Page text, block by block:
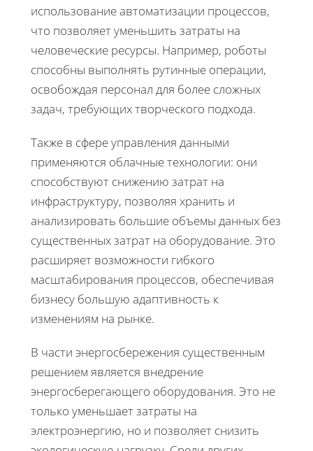
использование автоматизации процессов,
что позволяет уменьшить затраты на
человеческие ресурсы. Например, роботы
способны выполнять рутинные операции,
освобождая персонал для более сложных
задач, требующих творческого подхода.
Также в сфере управления данными
применяются облачные технологии: они
способствуют снижению затрат на
инфраструктуру, позволяя хранить и
анализировать большие объемы данных без
существенных затрат на оборудование. Это
расширяет возможности гибкого
масштабирования процессов, обеспечивая
бизнесу большую адаптивность к
изменениям на рынке.
В части энергосбережения существенным
решением является внедрение
энергосберегающего оборудования. Это не
только уменьшает затраты на
электроэнергию, но и позволяет снизить